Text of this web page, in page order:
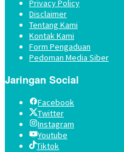
Privacy Policy
Disclaimer
Tentang Kami
Kontak Kami
Form Pengaduan
Pedoman Media Siber
Jaringan Social
Facebook
Twitter
Instagram
Youtube
Tiktok